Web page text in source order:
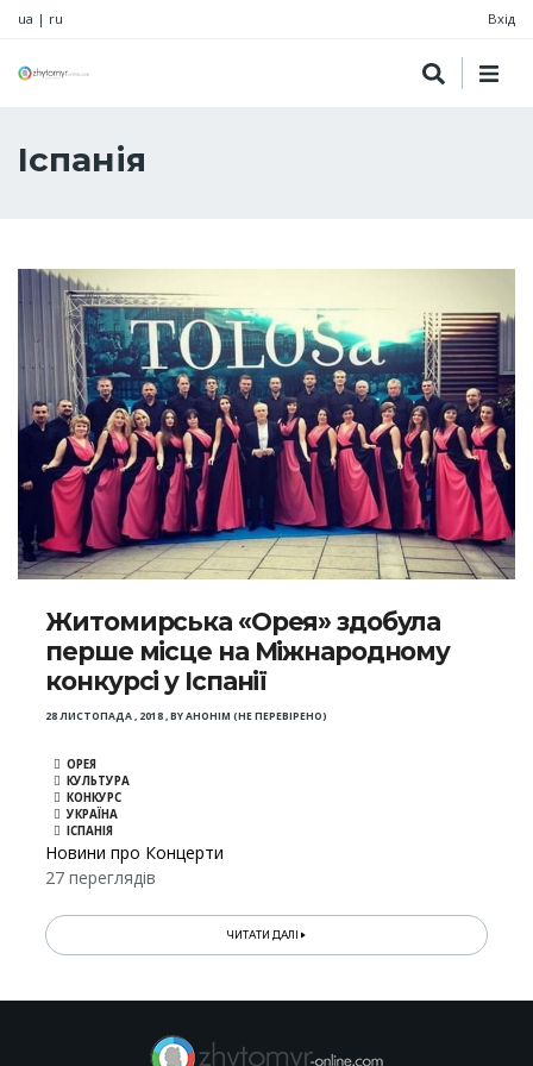
ua | ru Вхід
Іспанія
Житомирська «Орея» здобула
перше місце на Міжнародному
конкурсі у Іспанії
28 ЛИСТОПАДА , 2018,BYАНОНІМ (НЕ ПЕРЕВІРЕНО)
ОРЕЯ
КУЛЬТУРА
КОНКУРС
УКРАЇНА
ІСПАНІЯ
Новини про Концерти
27 переглядів
ЧИТАТИ ДАЛІ